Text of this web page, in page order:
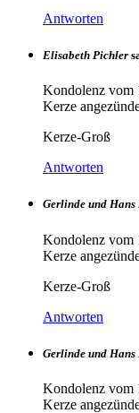
Antworten
Elisabeth Pichler
Kondolenz vom
Kerze
Kerze-Groß
Antworten
Gerlinde und
Kondolenz vom
Kerze
Kerze-Groß
Antworten
Gerlinde und
Kondolenz vom
Kerze